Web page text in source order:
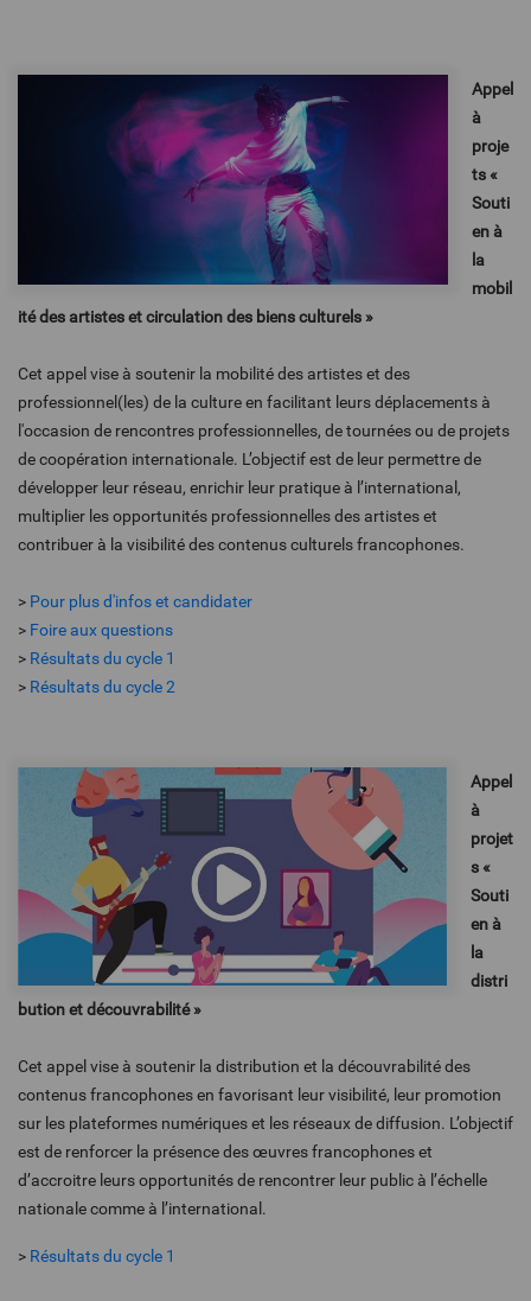
Appel
à
proje
ts «
Souti
en à
la
mobil
ité des artistes et circulation des biens culturels »
Cet appel vise à soutenir la mobilité des artistes et des
professionnel(les) de la culture en facilitant leurs déplacements à
l'occasion de rencontres professionnelles, de tournées ou de projets
de coopération internationale. L’objectif est de leur permettre de
développer leur réseau, enrichir leur pratique à l’international,
multiplier les opportunités professionnelles des artistes et
contribuer à la visibilité des contenus culturels francophones.
> Pour plus d'infos et candidater
> Foire aux questions
> Résultats du cycle 1
> Résultats du cycle 2
Appel
à
projet
s «
Souti
en à
la
distri
bution et découvrabilité »
Cet appel vise à soutenir la distribution et la découvrabilité des
contenus francophones en favorisant leur visibilité, leur promotion
sur les plateformes numériques et les réseaux de diffusion. L’objectif
est de renforcer la présence des œuvres francophones et
d’accroitre leurs opportunités de rencontrer leur public à l’échelle
nationale comme à l’international.
> Résultats du cycle 1